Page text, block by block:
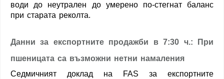
води до неутрален до умерено по-стегнат баланс
при старата реколта.
Данни за експортните продажби в 7:30 ч.: При
пшеницата са възможни нетни намаления
Седмичният доклад на FAS за експортните